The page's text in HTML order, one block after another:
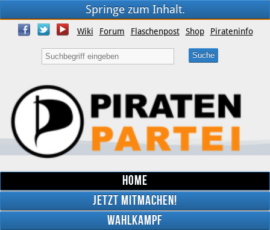
Springe zum Inhalt.
Wiki Forum Flaschenpost Shop Pirateninfo
Home
Jetzt mitmachen!
Wahlkampf